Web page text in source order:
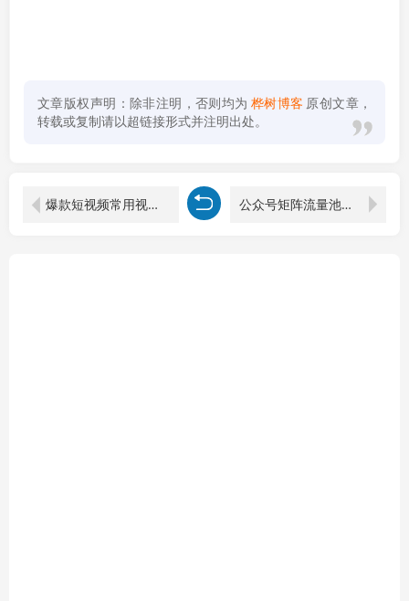
文章版权声明：除非注明，否则均为 桦树博客 原创文章，
转载或复制请以超链接形式并注明出处。
爆款短视频常用视频素材！抖音治愈伤感人物情感视频素材，400款合集，无声无水印，视频感氛围拉满 公众号矩阵流量池推广全套课，推流入池机制选题标题详解，DeepSeek AI批量做内容，多渠道变现全流程教学